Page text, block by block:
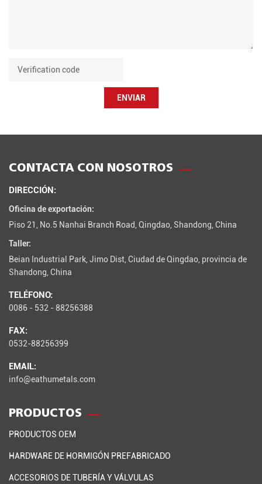
ENVIAR
CONTACTA CON NOSOTROS
DIRECCIÓN:
Oficina de exportación:
Piso 21, No.5 Nanhai Branch Road, Qingdao, Shandong, China
Taller:
Beian Industrial Park, Jimo Dist, Ciudad de Qingdao, provincia de
Shandong, China
TELÉFONO:
0086 - 532 - 88256388
FAX:
0532-88256399
EMAIL:
info@eathumetals.com
PRODUCTOS
PRODUCTOS OEM
HARDWARE DE HORMIGÓN PREFABRICADO
ACCESORIOS DE TUBERÍA Y VÁLVULAS